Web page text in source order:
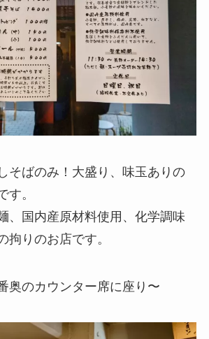
そばのみ！大盛り、味玉ありの
す。
、国内産原材料使用、化学調味
拘りのお店です。
奥のカウンター席に座り〜